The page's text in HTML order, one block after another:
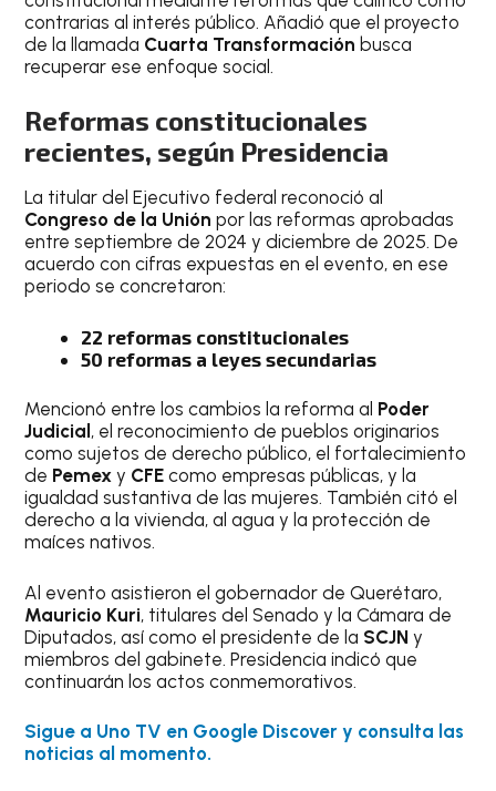
contrarias al interés público. Añadió que el proyecto
de la llamada Cuarta Transformación busca
recuperar ese enfoque social.
Reformas constitucionales
recientes, según Presidencia
La titular del Ejecutivo federal reconoció al
Congreso de la Unión por las reformas aprobadas
entre septiembre de 2024 y diciembre de 2025. De
acuerdo con cifras expuestas en el evento, en ese
periodo se concretaron:
22 reformas constitucionales
50 reformas a leyes secundarias
Mencionó entre los cambios la reforma al Poder
Judicial , el reconocimiento de pueblos originarios
como sujetos de derecho público, el fortalecimiento
de Pemex y CFE como empresas públicas, y la
igualdad sustantiva de las mujeres. También citó el
derecho a la vivienda, al agua y la protección de
maíces nativos.
Al evento asistieron el gobernador de Querétaro,
Mauricio Kuri, titulares del Senado y la Cámara de
Diputados, así como el presidente de la SCJN y
miembros del gabinete. Presidencia indicó que
continuarán los actos conmemorativos.
Sigue a Uno TV en Google Discover y consulta las
noticias al momento.